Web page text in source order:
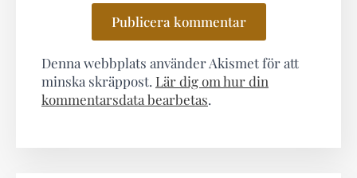
Denna webbplats använder Akismet för att
minska skräppost. Lär dig om hur din
kommentarsdata bearbetas.